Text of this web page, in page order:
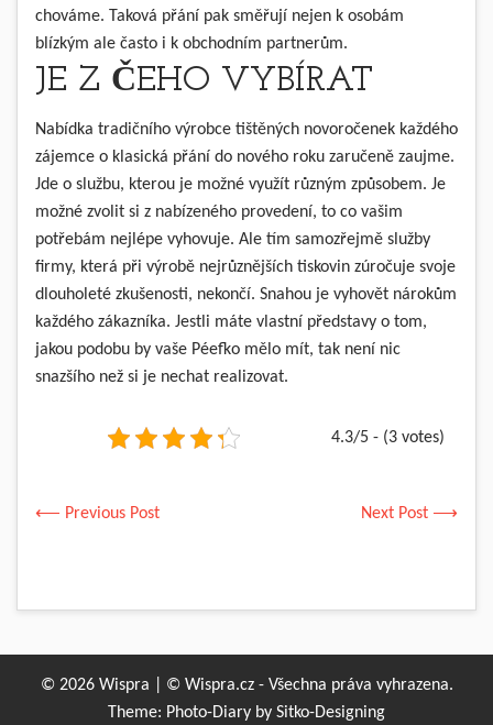
chováme. Taková přání pak směřují nejen k osobám
blízkým ale často i k obchodním partnerům.
JE Z ČEHO VYBÍRAT
Nabídka tradičního výrobce tištěných novoročenek každého
zájemce o klasická přání do nového roku zaručeně zaujme.
Jde o službu, kterou je možné využít různým způsobem. Je
možné zvolit si z nabízeného provedení, to co vašim
potřebám nejlépe vyhovuje. Ale tím samozřejmě služby
firmy, která při výrobě nejrůznějších tiskovin zúročuje svoje
dlouholeté zkušenosti, nekončí. Snahou je vyhovět nárokům
každého zákazníka. Jestli máte vlastní představy o tom,
jakou podobu by vaše Péefko mělo mít, tak není nic
snazšího než si je nechat realizovat.
4.3/5 - (3 votes)
⟵ Previous Post Next Post ⟶
© 2026 Wispra | © Wispra.cz - Všechna práva vyhrazena.
Theme: Photo-Diary by Sitko-Designing